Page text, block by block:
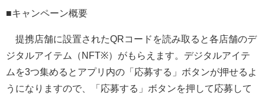
■キャンペーン概要
提携店舗に設置されたQRコードを読み取ると各店舗のデ
ジタルアイテム（NFT※）がもらえます。デジタルアイテ
ムを3つ集めるとアプリ内の「応募する」ボタンが押せるよ
うになりますので、「応募する」ボタンを押して応募して